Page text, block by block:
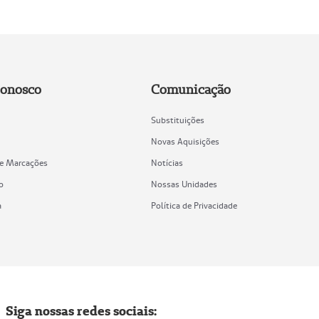
Marcações
Comunicação
Substituições
Novas Aquisições
Notícias
Nossas Unidades
Política de Privacidade
Siga nossas redes sociais: